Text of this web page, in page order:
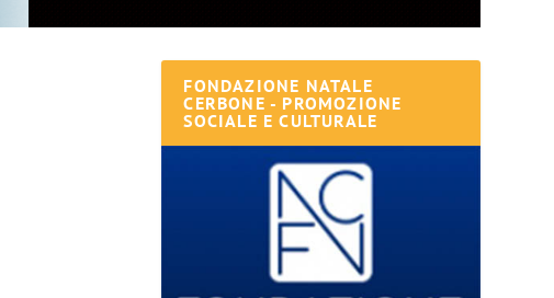
FONDAZIONE NATALE
CERBONE - PROMOZIONE
SOCIALE E CULTURALE